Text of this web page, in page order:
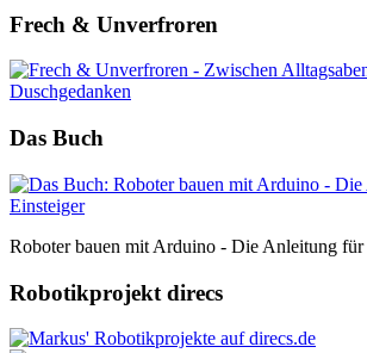
Frech & Unverfroren
Das Buch
Roboter bauen mit Arduino - Die Anleitung für
Robotikprojekt direcs